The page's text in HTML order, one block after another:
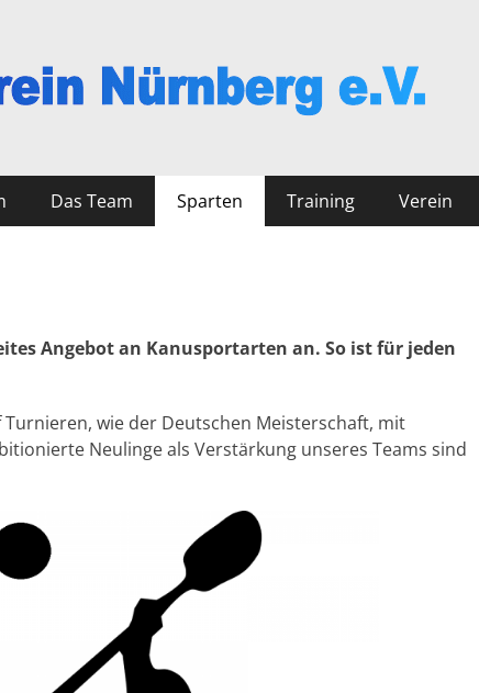
Das Team Sparten Training Verein
Angebot an Kanusportarten an. So ist für jeden
Turnieren, wie der Deutschen Meisterschaft, mit
Neulinge als Verstärkung unseres Teams sind